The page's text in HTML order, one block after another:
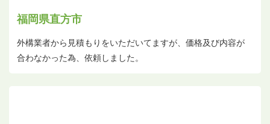
福岡県直方市
外構業者から見積もりをいただいてますが、価格及び内容が
合わなかった為、依頼しました。